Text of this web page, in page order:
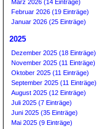
März 2026 (14 Einträge)
Februar 2026 (19 Einträge)
Januar 2026 (25 Einträge)
2025
Dezember 2025 (18 Einträge)
November 2025 (11 Einträge)
Oktober 2025 (11 Einträge)
September 2025 (11 Einträge)
August 2025 (12 Einträge)
Juli 2025 (7 Einträge)
Juni 2025 (35 Einträge)
Mai 2025 (9 Einträge)